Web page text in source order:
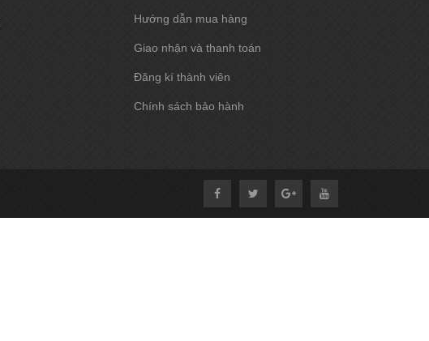
Hướng dẫn mua hàng
Giao nhận và thanh toán
Đăng kí thành viên
Chính sách bảo hành